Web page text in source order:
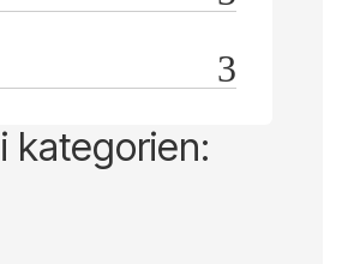
kategorien: